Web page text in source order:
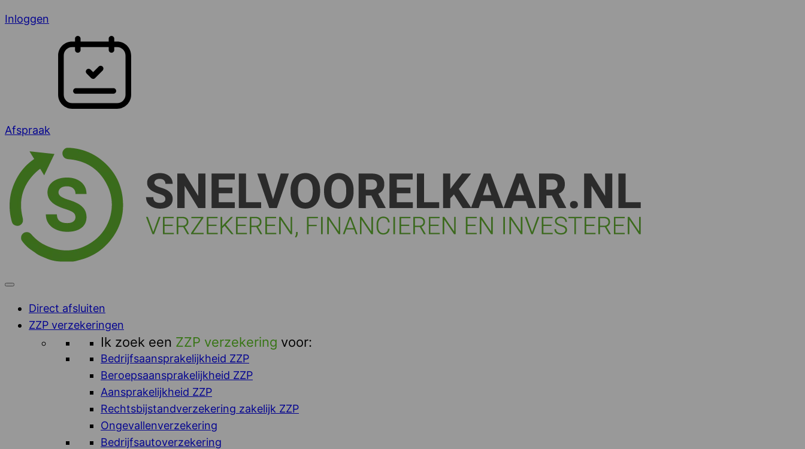
Inloggen
Afspraak
Direct afsluiten
ZZP verzekeringen
Ik zoek een ZZP verzekering voor:
Bedrijfsaansprakelijkheid ZZP
Beroepsaansprakelijkheid ZZP
Aansprakelijkheid ZZP
Rechtsbijstandverzekering zakelijk ZZP
Ongevallenverzekering
Bedrijfsautoverzekering